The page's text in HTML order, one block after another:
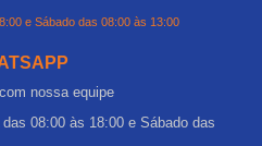
e Sábado das 08:00 às 13:00
nossa equipe
das 08:00 às 18:00 e Sábado das